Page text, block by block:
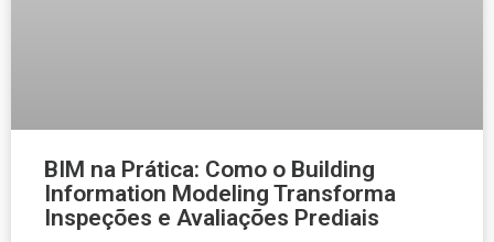
BIM na Prática: Como o Building
Information Modeling Transforma
Inspeções e Avaliações Prediais